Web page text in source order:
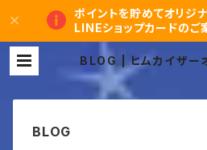
ポイントを貯めてオリジ
LINEショップカードのご
BLOG | ヒムカイザー